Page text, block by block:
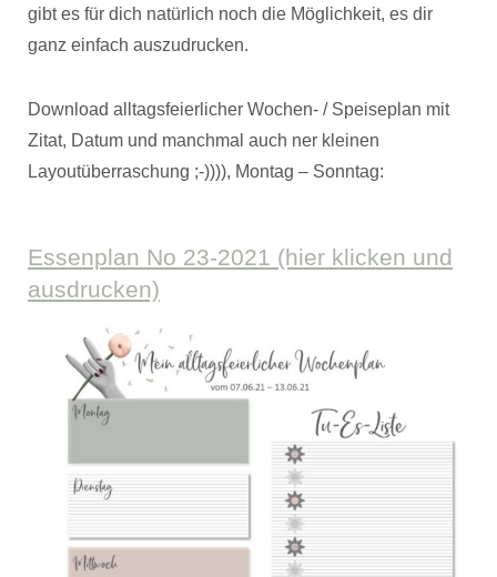
gibt es für dich natürlich noch die Möglichkeit, es dir
ganz einfach auszudrucken.
Download alltagsfeierlicher Wochen- / Speiseplan mit
Zitat, Datum und manchmal auch ner kleinen
Layoutüberraschung ;-)))), Montag – Sonntag:
Essenplan No 23-2021 (hier klicken und
ausdrucken)